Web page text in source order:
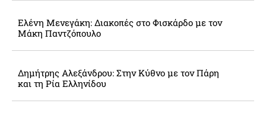
Ελένη Μενεγάκη: Διακοπές στο Φισκάρδο με τον
Μάκη Παντζόπουλο
Δημήτρης Αλεξάνδρου: Στην Κύθνο με τον Πάρη
και τη Ρία Ελληνίδου